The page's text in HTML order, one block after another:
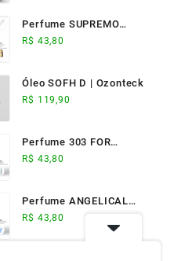
Perfume SUPREMO
ELIXIR (17ml) -
R$ 43,80
Óleo SOFH D | Ozonteck
R$ 119,90
Perfume 303 FOR
WOMAN (17ml) -
R$ 43,80
Perfume ANGELICAL
(17ml) - Ozonteck
R$ 43,80